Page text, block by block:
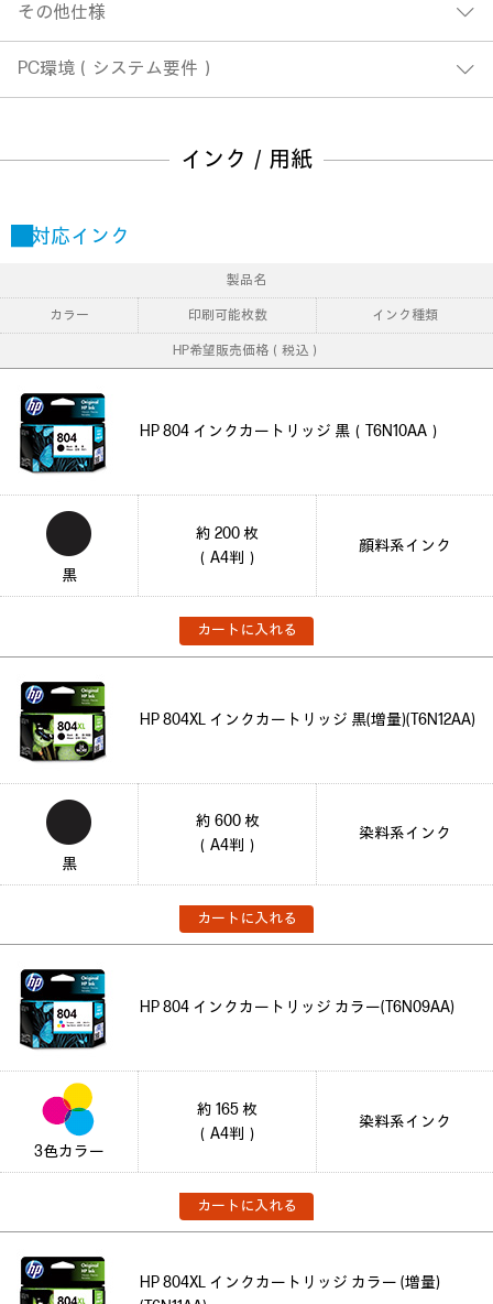
その他仕様
PC環境（システム要件）
インク／用紙
■対応インク
製品名
カラー 印刷可能枚数 インク種類
HP希望販売価格（税込）
HP 804 インクカートリッジ 黒（T6N10AA）
黒
約 200 枚
（A4判）
顔料系インク
カートに入れる
HP 804XL インクカートリッジ 黒(増量)(T6N12AA)
黒
約 600 枚
（A4判）
染料系インク
カートに入れる
HP 804 インクカートリッジ カラー(T6N09AA)
3色カラー
約 165 枚
（A4判）
染料系インク
カートに入れる
HP 804XL インクカートリッジ カラー (増量)